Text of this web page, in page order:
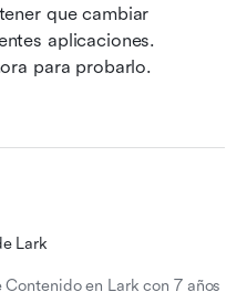
que cambiar
aplicaciones.
para probarlo.
Lark
en Lark con 7 años